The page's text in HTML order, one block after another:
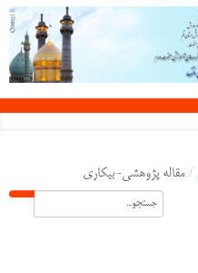
/ مقاله پژوهشی-بیکاری